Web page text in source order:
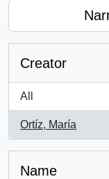
Creator
All
Ortíz, María
, 1 results
Name